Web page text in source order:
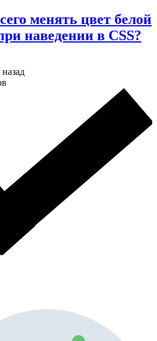
менять цвет белой
наведении в CSS?
назад